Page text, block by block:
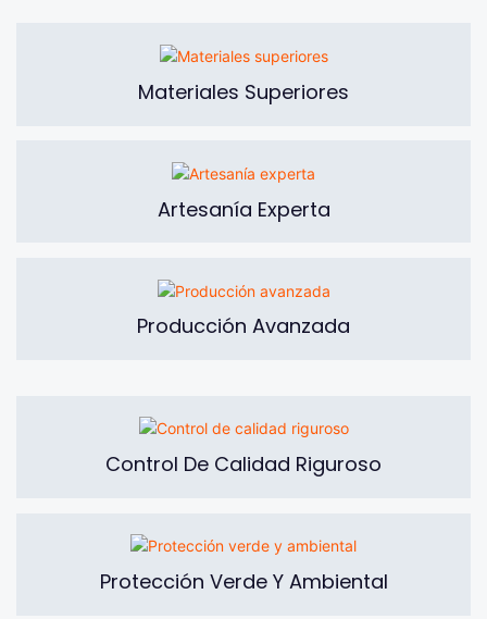
Materiales Superiores
Artesanía Experta
Producción Avanzada
Control De Calidad Riguroso
Protección Verde Y Ambiental